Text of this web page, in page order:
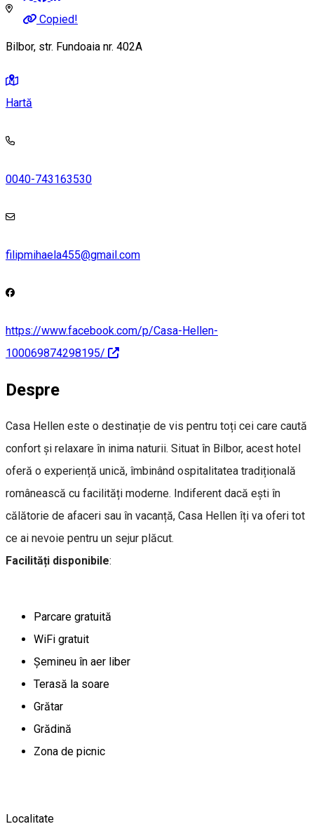
Copied!
Bilbor, str. Fundoaia nr. 402A
Hartă
0040-743163530
filipmihaela455@gmail.com
https://www.facebook.com/p/Casa-Hellen-
100069874298195/
Despre
Casa Hellen este o destinație de vis pentru toți cei care caută
confort și relaxare în inima naturii. Situat în Bilbor, acest hotel
oferă o experiență unică, îmbinând ospitalitatea tradițională
românească cu facilități moderne. Indiferent dacă ești în
călătorie de afaceri sau în vacanță, Casa Hellen îți va oferi tot
ce ai nevoie pentru un sejur plăcut.
Facilități disponibile:
Parcare gratuită
WiFi gratuit
Șemineu în aer liber
Terasă la soare
Grătar
Grădină
Zona de picnic
Localitate